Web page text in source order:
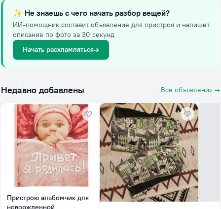
✨ Не знаешь с чего начать разбор вещей?
ИИ-помощник составит объявление для пристроя и напишет
описание по фото за 30 секунд
Начать расхламляться→
Недавно добавлены Все объявления →
Пристрою альбомчик для
новоржденной